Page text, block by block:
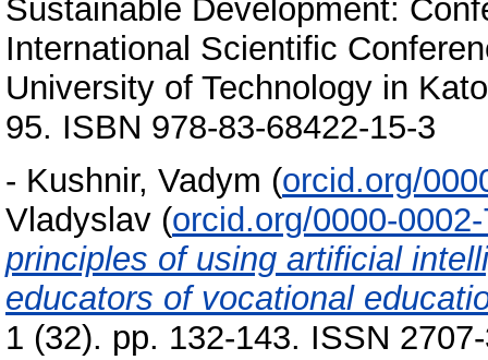
Sustainable Development:
International Scientific
University of Technology in
95. ISBN 978-83-68422-15-3
- Kushnir, Vadym (orcid.org/
Vladyslav (orcid.org/0000-
principles of using artificial
educators of vocational
1 (32). pp. 132-143. ISSN